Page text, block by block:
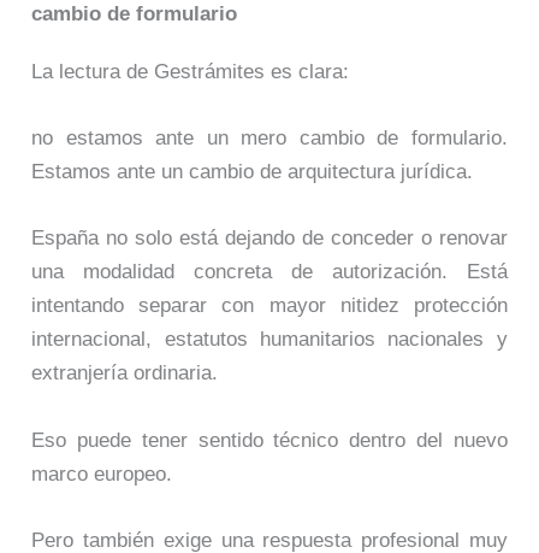
cambio de formulario
La lectura de Gestrámites es clara:
no estamos ante un mero cambio de formulario.
Estamos ante un cambio de arquitectura jurídica.
España no solo está dejando de conceder o renovar
una modalidad concreta de autorización. Está
intentando separar con mayor nitidez protección
internacional, estatutos humanitarios nacionales y
extranjería ordinaria.
Eso puede tener sentido técnico dentro del nuevo
marco europeo.
Pero también exige una respuesta profesional muy